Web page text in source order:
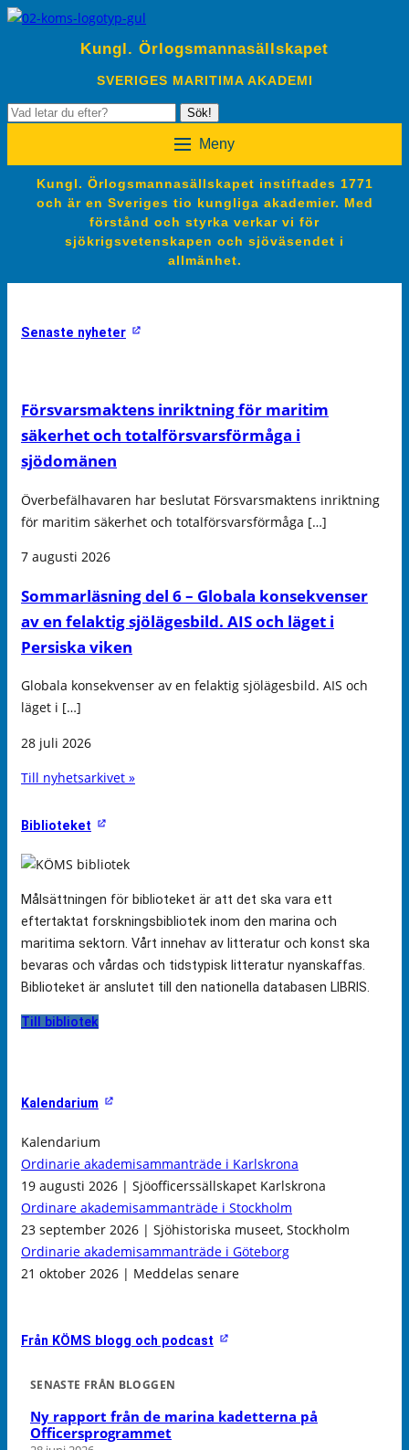
Kungl. Örlogsmannasällskapet
SVERIGES MARITIMA AKADEMI
Sök
Sök!
Meny
Kungl. Örlogsmannasällskapet instiftades 1771
och är en Sveriges tio kungliga akademier. Med
förstånd och styrka verkar vi för
sjökrigsvetenskapen och sjöväsendet i
allmänhet.
Senaste nyheter
Försvarsmaktens inriktning för maritim
säkerhet och totalförsvarsförmåga i
sjödomänen
Överbefälhavaren har beslutat Försvarsmaktens inriktning
för maritim säkerhet och totalförsvarsförmåga […]
7 augusti 2026
Sommarläsning del 6 – Globala konsekvenser
av en felaktig sjölägesbild. AIS och läget i
Persiska viken
Globala konsekvenser av en felaktig sjölägesbild. AIS och
läget i […]
28 juli 2026
Till nyhetsarkivet »
Biblioteket
Målsättningen för biblioteket är att det ska vara ett
eftertaktat forskningsbibliotek inom den marina och
maritima sektorn. Vårt innehav av litteratur och konst ska
bevaras och vårdas och tidstypisk litteratur nyanskaffas.
Biblioteket är anslutet till den nationella databasen LIBRIS.
Till bibliotek
Kalendarium
Kalendarium
Ordinarie akademisammanträde i Karlskrona
19 augusti 2026 | Sjöofficerssällskapet Karlskrona
Ordinare akademisammanträde i Stockholm
23 september 2026 | Sjöhistoriska museet, Stockholm
Ordinarie akademisammanträde i Göteborg
21 oktober 2026 | Meddelas senare
Från KÖMS blogg och podcast
SENASTE FRÅN BLOGGEN
Ny rapport från de marina kadetterna på
Officersprogrammet